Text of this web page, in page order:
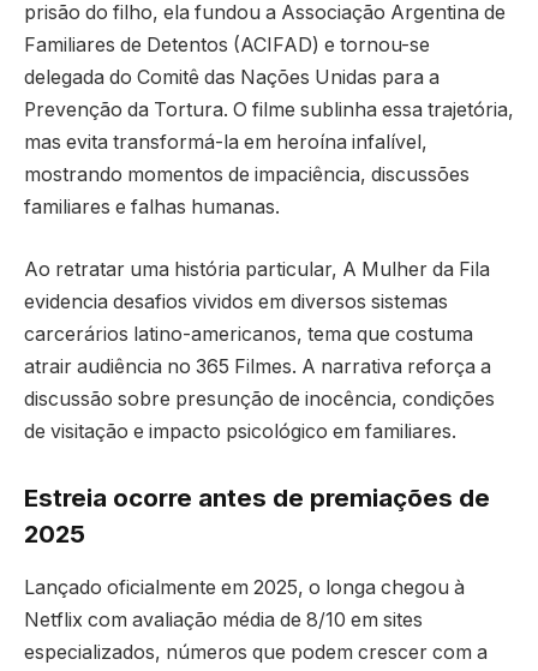
prisão do filho, ela fundou a Associação Argentina de
Familiares de Detentos (ACIFAD) e tornou-se
delegada do Comitê das Nações Unidas para a
Prevenção da Tortura. O filme sublinha essa trajetória,
mas evita transformá-la em heroína infalível,
mostrando momentos de impaciência, discussões
familiares e falhas humanas.
Ao retratar uma história particular, A Mulher da Fila
evidencia desafios vividos em diversos sistemas
carcerários latino-americanos, tema que costuma
atrair audiência no 365 Filmes. A narrativa reforça a
discussão sobre presunção de inocência, condições
de visitação e impacto psicológico em familiares.
Estreia ocorre antes de premiações de
2025
Lançado oficialmente em 2025, o longa chegou à
Netflix com avaliação média de 8/10 em sites
especializados, números que podem crescer com a